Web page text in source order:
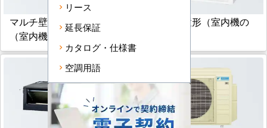
マルチ壁埋込形
（室内機のみ）
マルチ床置形（室内機の
リース
延長保証
カタログ・仕様書
空調用語